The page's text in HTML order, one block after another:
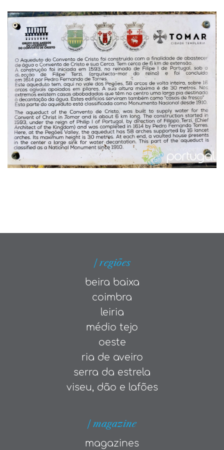
| regiões
beira baixa
coimbra
leiria
médio tejo
oeste
ria de aveiro
serra da estrela
viseu, dão e lafões
| magazine
magazines